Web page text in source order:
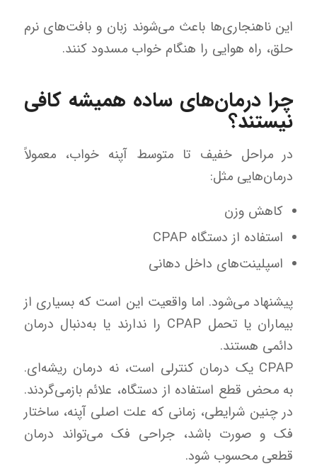
این ناهنجاری‌ها باعث می‌شوند زبان و بافت‌های نرم
حلق، راه هوایی را هنگام خواب مسدود کنند.
چرا درمان‌های ساده همیشه کافی
نیستند؟
در مراحل خفیف تا متوسط آپنه خواب، معمولاً
درمان‌هایی مثل:
کاهش وزن
استفاده از دستگاه CPAP
اسپلینت‌های داخل دهانی
پیشنهاد می‌شود. اما واقعیت این است که بسیاری از
بیماران یا تحمل CPAP را ندارند یا به‌دنبال درمان
دائمی هستند.
CPAP یک درمان کنترلی است، نه درمان ریشه‌ای.
به محض قطع استفاده از دستگاه، علائم بازمی‌گردند.
در چنین شرایطی، زمانی که علت اصلی آپنه، ساختار
فک و صورت باشد، جراحی فک می‌تواند درمان
قطعی محسوب شود.